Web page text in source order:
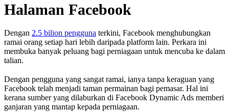
Halaman Facebook
Dengan 2.5 bilion pengguna terkini, Facebook menghubungkan
ramai orang setiap hari lebih daripada platform lain. Perkara ini
membuka banyak peluang bagi perniagaan untuk mencuba ke dalam
talian.
Dengan pengguna yang sangat ramai, ianya tanpa keraguan yang
Facebook telah menjadi taman permainan bagi pemasar. Hal ini
kerana sumber yang dilaburkan di Facebook Dynamic Ads memberi
ganjaran yang mantap kepada perniagaan.